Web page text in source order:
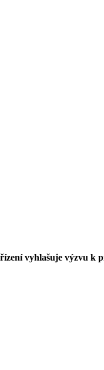
vyhlašuje výzvu